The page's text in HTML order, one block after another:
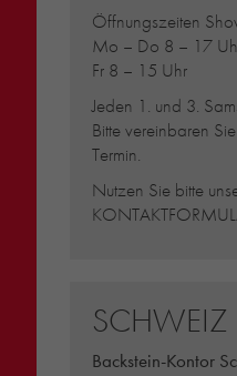
Öffnungszeiten
Mo – Do 8 – 17
Fr 8 – 15 Uhr
Jeden 1. und 3.
Bitte vereinbaren
Termin.
Nutzen Sie bitte
SCHWEIZ
Backstein-Kontor